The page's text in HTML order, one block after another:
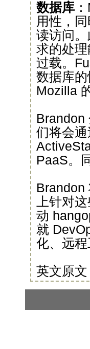
数据库
用性，
读访问
求的处
过载。
数据库的
Mozilla
Brandon
们将会
PaaS。
Brandon
上针对
动
就
化、远程
英文原文